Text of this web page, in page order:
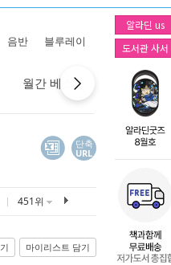
창작플랫폼
투비컨티뉴드
알라딘 us
도서관 사서
음반 블루레이
월간 베스트 역대 베스트
단축
URL
451위
마이리스트 담기